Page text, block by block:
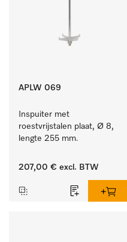
APLW 069
Inspuiter met
roestvrijstalen plaat, Ø 8,
lengte 255 mm.
207,00 € excl. BTW